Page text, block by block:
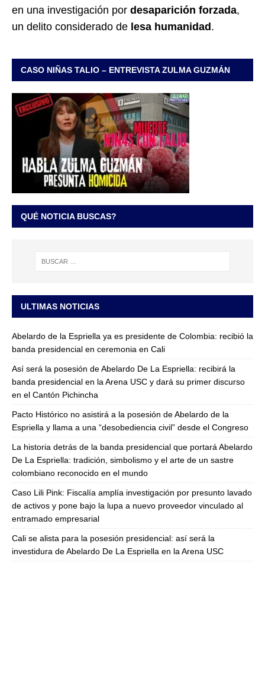
en una investigación por desaparición forzada,
un delito considerado de lesa humanidad.
CASO NIÑAS TALIO – ENTREVISTA ZULMA GUZMÁN
QUÉ NOTICIA BUSCAS?
ULTIMAS NOTICIAS
Abelardo de la Espriella ya es presidente de Colombia: recibió la
banda presidencial en ceremonia en Cali
Así será la posesión de Abelardo De La Espriella: recibirá la
banda presidencial en la Arena USC y dará su primer discurso
en el Cantón Pichincha
Pacto Histórico no asistirá a la posesión de Abelardo de la
Espriella y llama a una “desobediencia civil” desde el Congreso
La historia detrás de la banda presidencial que portará Abelardo
De La Espriella: tradición, simbolismo y el arte de un sastre
colombiano reconocido en el mundo
Caso Lili Pink: Fiscalía amplía investigación por presunto lavado
de activos y pone bajo la lupa a nuevo proveedor vinculado al
entramado empresarial
Cali se alista para la posesión presidencial: así será la
investidura de Abelardo De La Espriella en la Arena USC